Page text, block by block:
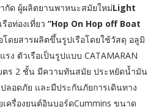
ด ผู้ผลิตยานพาหนะสมัยใหม่Light
รือท่องเที่ยว “Hop On Hop off Boat
โดยสารผลิตขึ้นรูปเรือโดยใช้วัสดุ อลูมิ
ง ตัวเรือเป็นรูปแบบ CATAMARAN
ตร 2 ชั้น มีความทันสมัย ประหยัดน้ำมัน
อดภัย และมีประกันภัยการเดินทาง
ครื่องยนต์อินบอร์ดCummins ขนาด